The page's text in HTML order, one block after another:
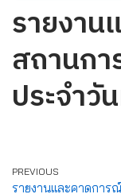
รายงา
สถานก
ประจำวั
PREVIOUS
รายงานและคาดการณ์